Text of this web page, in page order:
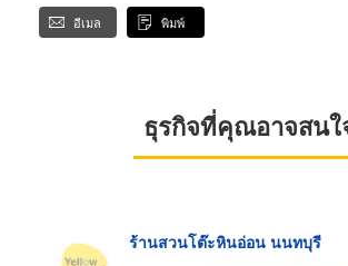
อีเมล พิมพ์
ธุรกิจที่คุณอาจสนใ
ร้านสวนโต๊ะหินอ่อน นนทบุรี